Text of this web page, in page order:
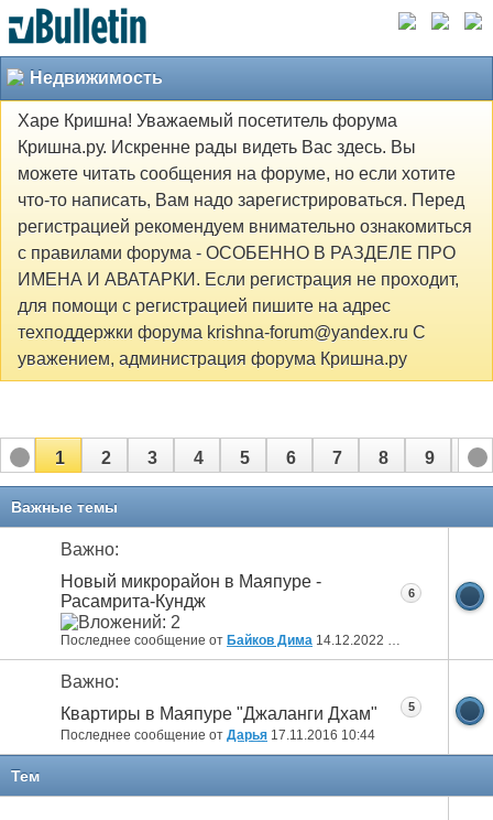
Недвижимость
Харе Кришна! Уважаемый посетитель форума
Кришна.ру. Искренне рады видеть Вас здесь. Вы
можете читать сообщения на форуме, но если хотите
что-то написать, Вам надо зарегистрироваться. Перед
регистрацией рекомендуем внимательно ознакомиться
с правилами форума - ОСОБЕННО В РАЗДЕЛЕ ПРО
ИМЕНА И АВАТАРКИ. Если регистрация не проходит,
для помощи с регистрацией пишите на адрес
техподдержки форума krishna-forum@yandex.ru С
уважением, администрация форума Кришна.ру
1 2 3 4 5 6 7 8 9 10
11 12
Важные темы
Важно:
Новый микрорайон в Маяпуре -
Расамрита-Кундж
Последнее сообщение от Байков Дима 14.12.2022 09:14
6
Важно:
Квартиры в Маяпуре "Джаланги Дхам"
Последнее сообщение от Дарья 17.11.2016 10:44
5
Тем